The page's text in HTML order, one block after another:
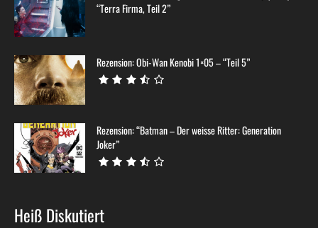
“Terra Firma, Teil 2”
Rezension: Obi-Wan Kenobi 1×05 – “Teil 5”
Rezension: “Batman – Der weisse Ritter: Generation
Joker”
Heiß Diskutiert